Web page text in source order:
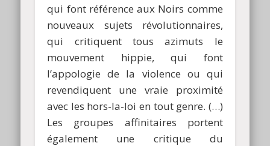
qui font référence aux Noirs comme
nouveaux sujets révolutionnaires,
qui critiquent tous azimuts le
mouvement hippie, qui font
l’appologie de la violence ou qui
revendiquent une vraie proximité
avec les hors-la-loi en tout genre. (…)
Les groupes affinitaires portent
également une critique du